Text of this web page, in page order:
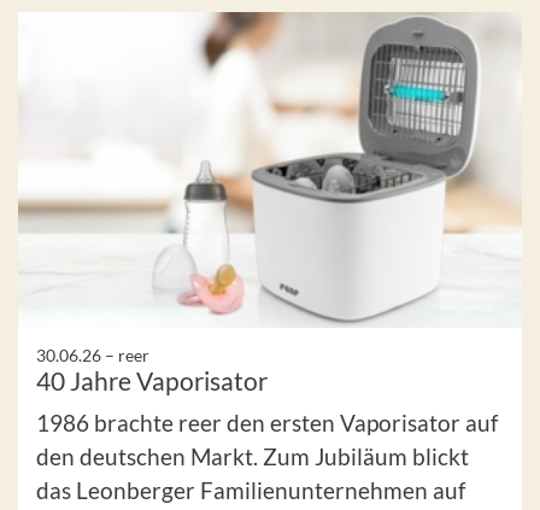
30.06.26 – reer
40 Jahre Vaporisator
1986 brachte reer den ersten Vaporisator auf
den deutschen Markt. Zum Jubiläum blickt
das Leonberger Familienunternehmen auf